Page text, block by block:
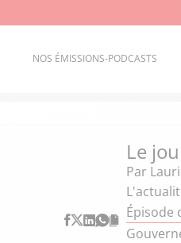
NOS ÉMISSIONS-PODCASTS
Le
Par
Épisode